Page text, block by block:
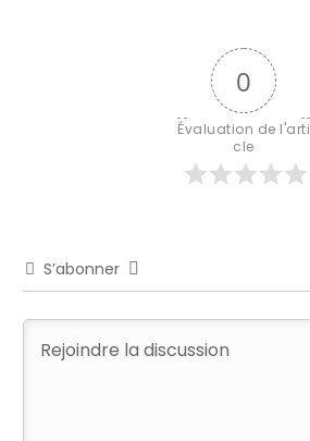
0
Évaluation de l'arti
cle
S’abonner